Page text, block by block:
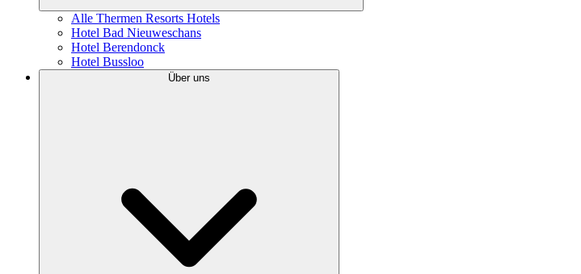
Alle Thermen Resorts Hotels
Hotel Bad Nieuweschans
Hotel Berendonck
Hotel Bussloo
Über uns